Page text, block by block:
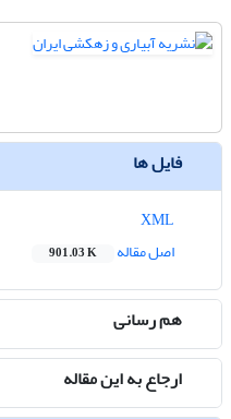
فایل ها
اصل مقاله
901.03 K
هم رسانی
ارجاع به این مقاله